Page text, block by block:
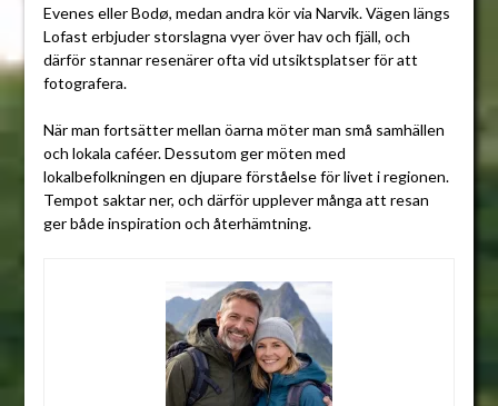
Evenes eller Bodø, medan andra kör via Narvik. Vägen längs
Lofast erbjuder storslagna vyer över hav och fjäll, och
därför stannar resenärer ofta vid utsiktsplatser för att
fotografera.
När man fortsätter mellan öarna möter man små samhällen
och lokala caféer. Dessutom ger möten med
lokalbefolkningen en djupare förståelse för livet i regionen.
Tempot saktar ner, och därför upplever många att resan
ger både inspiration och återhämtning.